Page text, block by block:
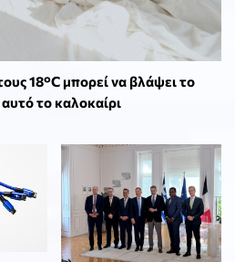
18°C μπορεί να βλάψει το
το καλοκαίρι